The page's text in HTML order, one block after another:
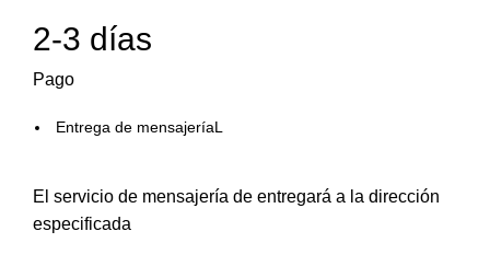
2-3 días
Pago
Entrega de mensajeríaL
El servicio de mensajería de entregará a la dirección
especificada